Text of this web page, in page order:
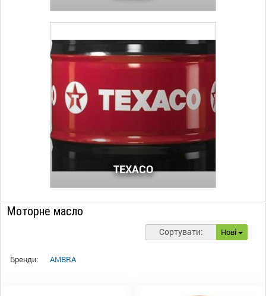
TEXACO
Моторне масло
Сортувати: Нові
Бренди: AMBRA